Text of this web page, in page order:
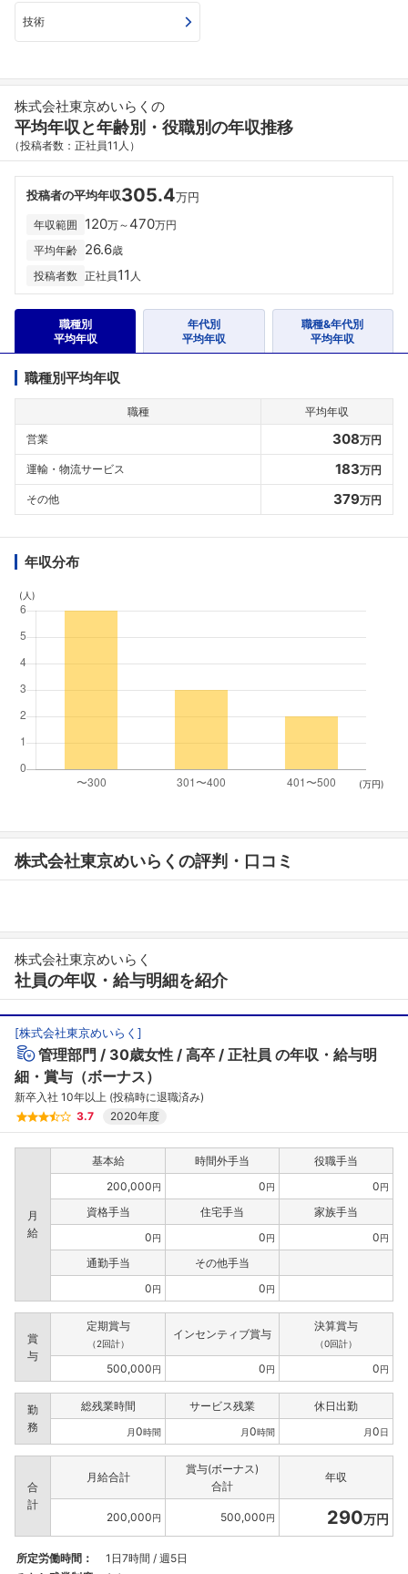
技術
株式会社東京めいらくの
平均年収と年齢別・役職別の年収推移
（投稿者数：正社員11人）
投稿者の平均年収305.4万円
年収範囲 120万～ 470万円
平均年齢 26.6歳
投稿者数 正社員11 人
職種別
平均年収
年代別
平均年収
職種&年代別
平均年収
職種別平均年収
職種
平均年収
営業
308万円
運輸・物流サービス 183万円
その他 379万円
年収分布
(人)
(万円)
株式会社東京めいらくの評判・口コミ
株式会社東京めいらく
社員の年収・給与明細を紹介
[株式会社東京めいらく ]
管理部門 30歳女性 高卒 正社員 の年収・給与明
細・賞与（ボーナス）
新卒入社 10年以上 (投稿時に退職済み)
3.7
2020年度
月
給
基本給 時間外手当
役職手当
200,000円 0円 0円
資格手当 住宅手当
家族手当
0円 0円 0円
通勤手当
その他手当
0円 0円
賞
与
定期賞与
（2回計）
インセンティブ賞与
決算賞与
（0回計）
500,000円 0円 0円
勤
務
総残業時間 サービス残業 休日出勤
月0時間 月0時間 月0日
合
計
月給合計
賞与(ボーナス)
合計
年収
200,000円 500,000円 290万円
所定労働時間：
1日7時間 / 週5日